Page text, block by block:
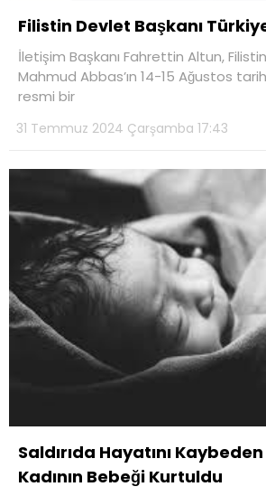
Filistin Devlet Başkanı
İletişim Başkanı Fahrettin Altun,
Mahmud Abbas’ın 14-15 Ağustos
resmi bir
31 Temmuz 2024 Çarşamba 17:43
Saldırıda Hayatını
Kadının Bebeği Kurtuldu